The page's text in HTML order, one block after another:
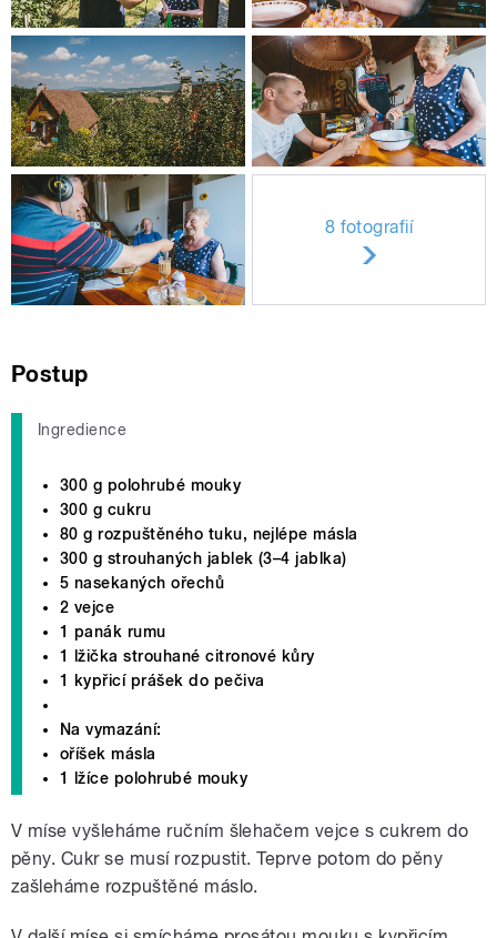
8 fotografií
Postup
Ingredience
300 g polohrubé mouky
300 g cukru
80 g rozpuštěného tuku, nejlépe másla
300 g strouhaných jablek (3–4 jablka)
5 nasekaných ořechů
2 vejce
1 panák rumu
1 lžička strouhané citronové kůry
1 kypřicí prášek do pečiva
Na vymazání:
oříšek másla
1 lžíce polohrubé mouky
V míse vyšleháme ručním šlehačem vejce s cukrem do
pěny. Cukr se musí rozpustit. Teprve potom do pěny
zašleháme rozpuštěné máslo.